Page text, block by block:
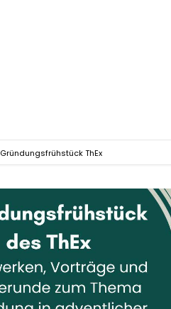
Gründungsfrühstück ThEx